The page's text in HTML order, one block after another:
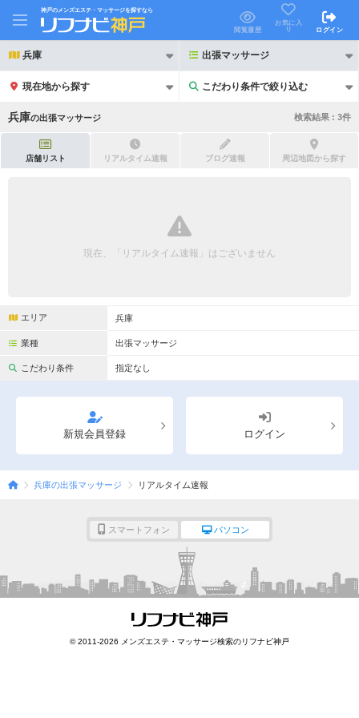
神戸のメンズエステ・マッサージを探すなら
閲覧履歴
お気に入
り
ログイン
兵庫 出張マッサージ
現在地から探す こだわり条件で絞り込む
こだわり条件で絞り込む
完全個室
ペアルームあり シャワー室完備
フットバスあり
専用駐車場あり 有資格者在籍
日本人スタッフのみ 女性スタッフのみ
Ｗセラピスト
こだわり条件を変更
兵庫の出張マッサージ 検索結果 : 3件
店舗リスト リアルタイム速報 ブログ速報 周辺地図から探す
現在、「リアルタイム速報」はございません
エリア 兵庫
業種 出張マッサージ
こだわり条件 指定なし
新規会員登録 ログイン
兵庫の出張マッサージ リアルタイム速報
スマートフォン パソコン
© 2011-2026 メンズエステ・マッサージ検索のリフナビ神戸